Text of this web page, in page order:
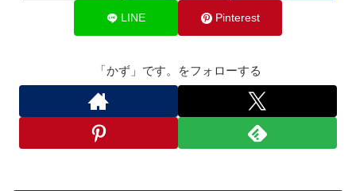
LINE Pinterest
「かず」です。をフォローする